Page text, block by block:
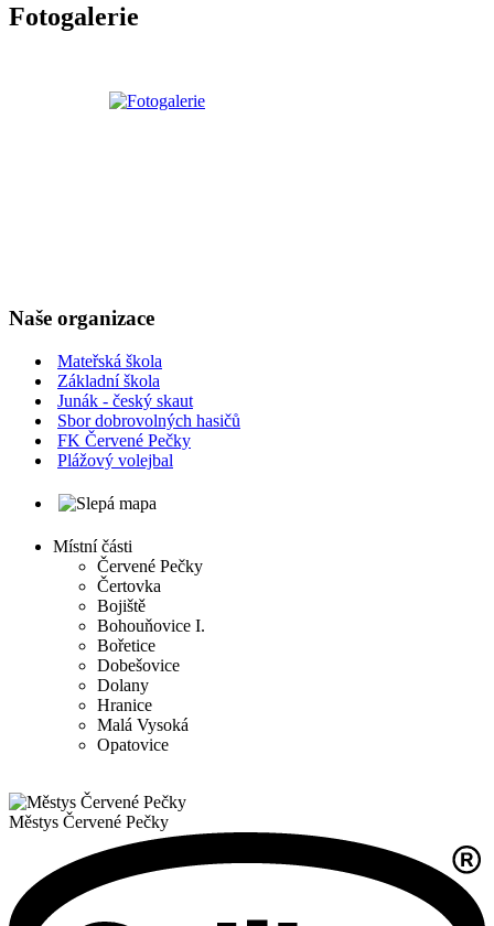
Fotogalerie
Naše organizace
Mateřská škola
Základní škola
Junák - český skaut
Sbor dobrovolných hasičů
FK Červené Pečky
Plážový volejbal
Místní části
Červené Pečky
Čertovka
Bojiště
Bohouňovice I.
Bořetice
Dobešovice
Dolany
Hranice
Malá Vysoká
Opatovice
Městys Červené Pečky